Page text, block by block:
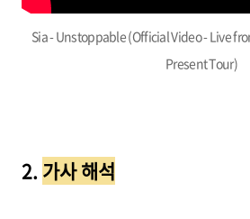
Sia - Unstoppable (Official Video - Live
Present Tour)
2.가사 해석